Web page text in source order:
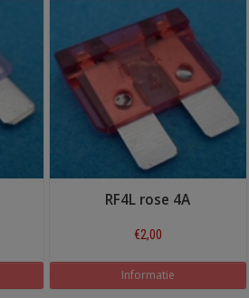
RF4L rose 4A
€2,00
Informatie